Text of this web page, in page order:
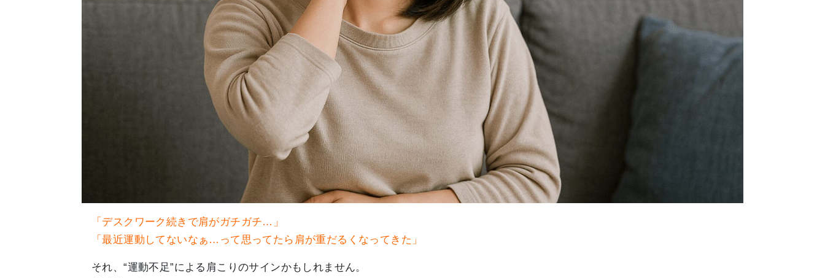
「デスクワーク続きで肩がガチガチ…」
「最近運動してないなぁ…って思ってたら肩が重だるくなってきた」
それ、“運動不足”による肩こりのサインかもしれません。